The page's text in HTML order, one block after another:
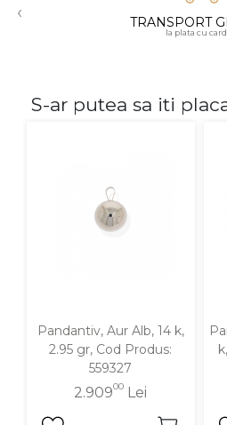
‹ TRANSPORT
la plata cu
S-ar putea sa iti
Pandantiv, Aur Alb, 14 k,
2.95 gr, Cod Produs:
559327
2.90900 Lei